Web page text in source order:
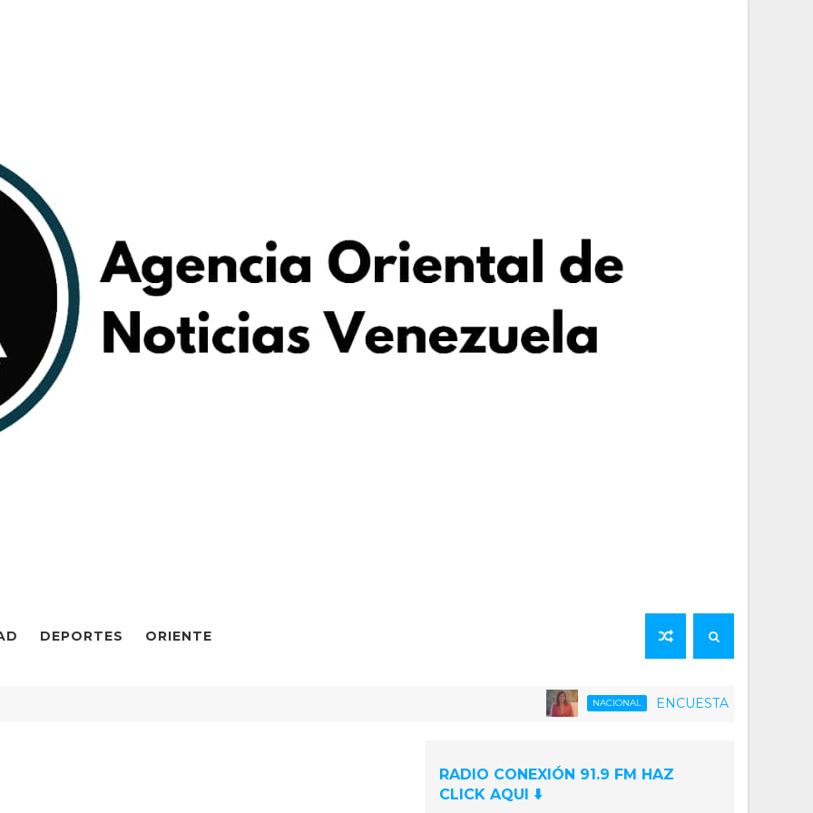
DEPORTES ORIENTE
NACIONAL ENCUESTA | 75% de la
RADIO CONEXIÓN 91.9 FM HAZ
CLICK AQUI ⬇️